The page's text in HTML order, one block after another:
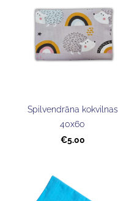
Spilvendrāna kokvilnas
40x60
€5.00